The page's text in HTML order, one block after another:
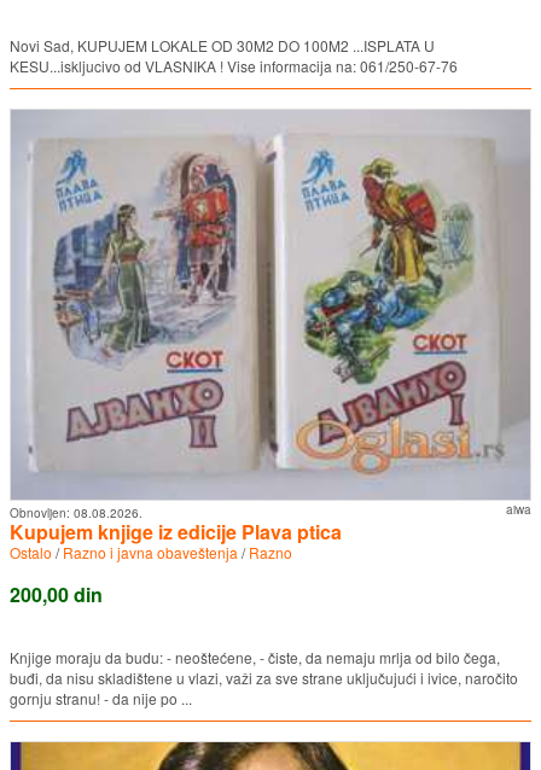
Novi Sad, KUPUJEM LOKALE OD 30M2 DO 100M2 ...ISPLATA U
KESU...iskljucivo od VLASNIKA ! Vise informacija na: 061/250-67-76
aiwa
Obnovljen: 08.08.2026.
Kupujem knjige iz edicije Plava ptica
Ostalo /Razno i javna obaveštenja /Razno
200,00 din
Knjige moraju da budu: - neoštećene, - čiste, da nemaju mrlja od bilo čega,
buđi, da nisu skladištene u vlazi, važi za sve strane uključujući i ivice, naročito
gornju stranu! - da nije po ...